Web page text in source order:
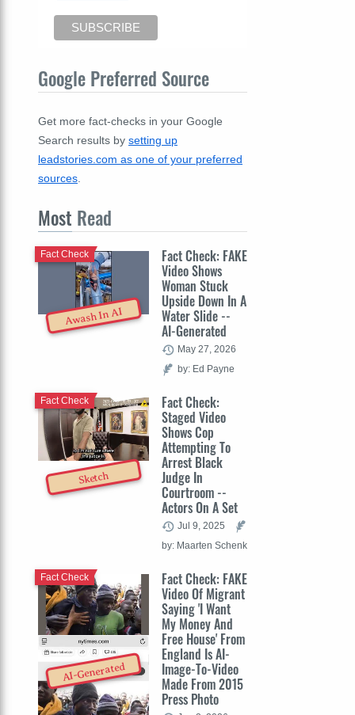
Google Preferred Source
Get more fact-checks in your Google
Search results by setting up
leadstories.com as one of your preferred
sources.
Most Read
Awash In AI
Fact Check: FAKE
Video Shows
Woman Stuck
Upside Down In A
Water Slide --
AI-Generated
Fact Check
May 27, 2026
by: Ed Payne
Sketch
Fact Check:
Staged Video
Shows Cop
Attempting To
Arrest Black
Judge In
Courtroom --
Actors On A Set
Fact Check
Jul 9, 2025
by: Maarten Schenk
AI-Generated
Fact Check: FAKE
Video Of Migrant
Saying 'I Want
My Money And
Free House' From
England Is AI-
Image-To-Video
Made From 2015
Press Photo
Fact Check